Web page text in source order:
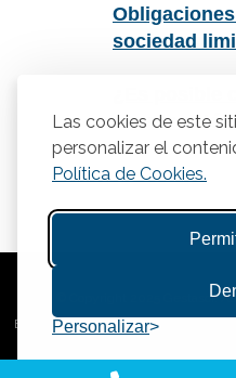
Las cookies de este
personalizar el
Política de Cookies.
Personalizar
sociedad
sin ser
© Copyright 2025 Gestasor.
Este sitio está protegido por